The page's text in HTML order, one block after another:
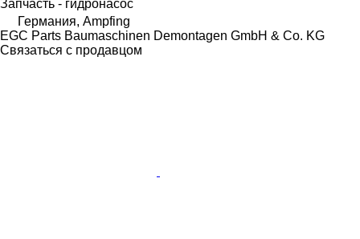
Запчасть - гидронасос
Германия, Ampfing
EGC Parts Baumaschinen Demontagen GmbH & Co. KG
Связаться с продавцом